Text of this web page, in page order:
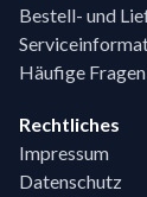
Bestell- und
Häufige Fragen
Rechtliches
Impressum
Datenschutz